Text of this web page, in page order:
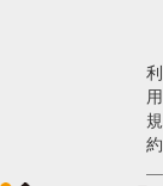
利
用
規
約